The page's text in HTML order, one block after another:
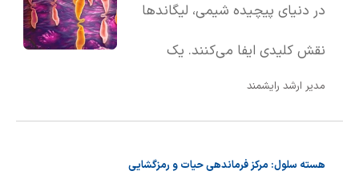
در دنیای پیچیده شیمی، لیگاندها
نقش کلیدی ایفا می‌کنند. یک
لیگاند، اتم، یون یا مولکولی است که
پیوند کووالانسی، به یک اتم یا یون
مدیر ارشد رایشمند
هسته سلول: مرکز فرماندهی حیات و رمزگشایی